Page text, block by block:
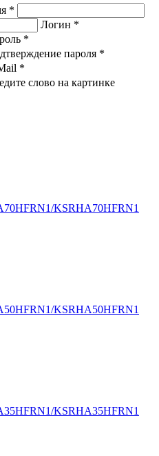
*
Логин *
*
пароля *
*
слово на картинке
KSRHA70HFRN1
KSRHA50HFRN1
KSRHA35HFRN1